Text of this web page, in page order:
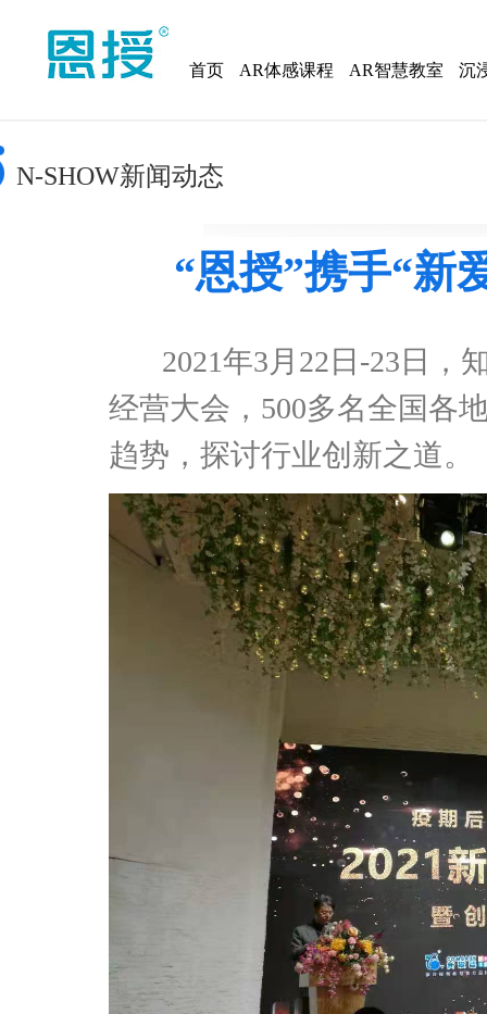
首页 AR体感课程 AR智慧教室 沉
N-SHOW新闻动态
“恩授”携手“新
2021年3月22日-23日，
经营大会，500多名全国各
趋势，探讨行业创新之道。